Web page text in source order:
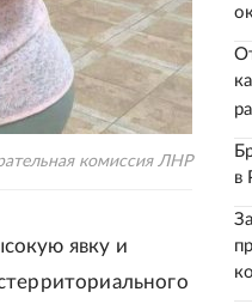
комиссия ЛНР
явку и
в